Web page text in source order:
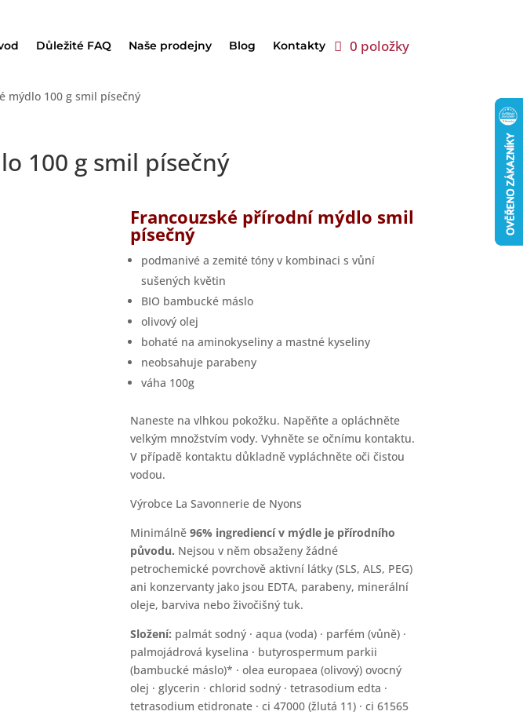
Důležité FAQ Naše prodejny Blog Kontakty 0 položky
mýdlo 100 g smil písečný
100 g smil písečný
Francouzské přírodní mýdlo smil
písečný
podmanivé a zemité tóny v kombinaci s vůní
sušených květin
BIO bambucké máslo
olivový olej
bohaté na aminokyseliny a mastné kyseliny
neobsahuje parabeny
váha 100g
Naneste na vlhkou pokožku. Napěňte a opláchněte
velkým množstvím vody. Vyhněte se očnímu kontaktu.
V případě kontaktu důkladně vypláchněte oči čistou
vodou.
Výrobce La Savonnerie de Nyons
Minimálně96% ingrediencí v mýdle je přírodního
původu. Nejsou v něm obsaženy žádné
petrochemické povrchově aktivní látky (SLS, ALS, PEG)
ani konzervanty jako jsou EDTA, parabeny, minerální
oleje, barviva nebo živočišný tuk.
Složení: palmát sodný · aqua (voda) · parfém (vůně) ·
palmojádrová kyselina · butyrospermum parkii
(bambucké máslo)* · olea europaea (olivový) ovocný
olej · glycerin · chlorid sodný · tetrasodium edta ·
tetrasodium etidronate · ci 47000 (žlutá 11) · ci 61565